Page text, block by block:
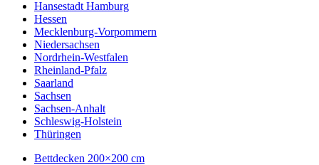
Hansestadt Hamburg
Hessen
Mecklenburg-Vorpommern
Niedersachsen
Nordrhein-Westfalen
Rheinland-Pfalz
Saarland
Sachsen
Sachsen-Anhalt
Schleswig-Holstein
Thüringen
Bettdecken 200×200 cm